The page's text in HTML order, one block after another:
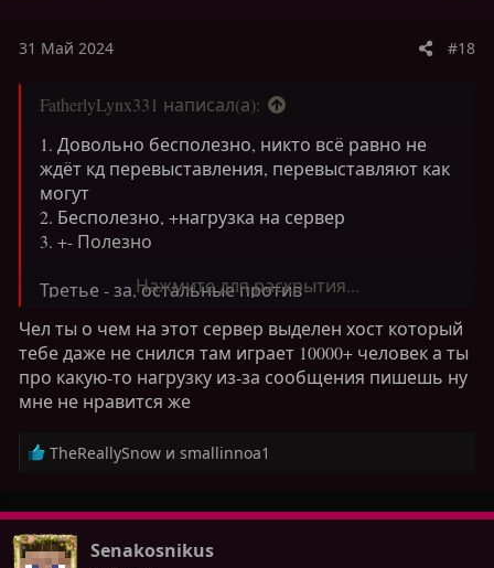
31 Май 2024 #18
FatherlyLynx331 написал(а):
1. Довольно бесполезно, никто всё равно не
ждёт кд перевыставления, перевыставляют как
могут
2. Бесполезно, +нагрузка на сервер
3. +- Полезно
Третье - за, остальные против
Нажмите для раскрытия...
Чел ты о чем на этот сервер выделен хост который
тебе даже не снился там играет 10000+ человек а ты
про какую-то нагрузку из-за сообщения пишешь ну
мне не нравится же
Р
к
ц
и
TheReallySnow и smallinnoa1
Senakosnikus